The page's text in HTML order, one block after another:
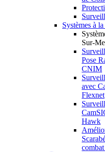
Systèmes à
Sur-
Pose
CNIM
avec
Flexnet
Hawk